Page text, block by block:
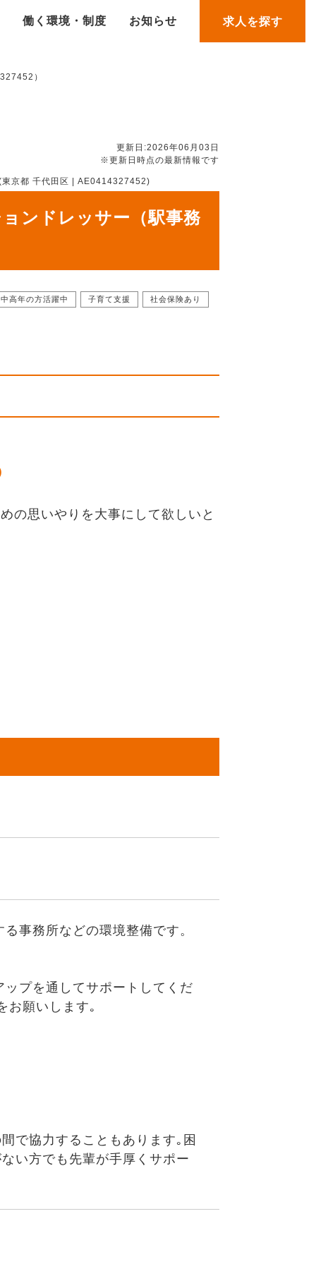
働く環境・制度 お知らせ 求人を探す
）
更新日:2026年06月03日
※更新日時点の最新情報です
東京都 千代田区 | AE0414327452)
ンドレッサー（駅事務
中高年の方活躍中 子育て支援 社会保険あり
の思いやりを大事にして欲しいと
事務所などの環境整備です。
プを通してサポートしてくだ
お願いします｡
で協力することもあります｡困
い方でも先輩が手厚くサポー